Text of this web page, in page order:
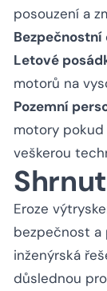
posouzení a
Letové
motorů na
Pozemní
motory
veškerou
Eroze
bezpečnost a
inženýrská
důslednou